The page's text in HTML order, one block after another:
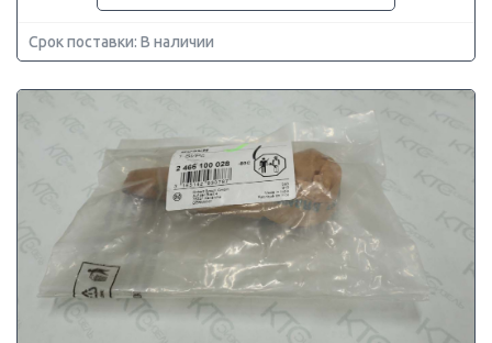
Срок поставки: В наличии